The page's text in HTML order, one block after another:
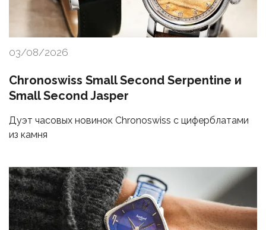
03/08/2026
Chronoswiss Small Second Serpentine и
Small Second Jasper
Дуэт часовых новинок Chronoswiss с циферблатами
из камня